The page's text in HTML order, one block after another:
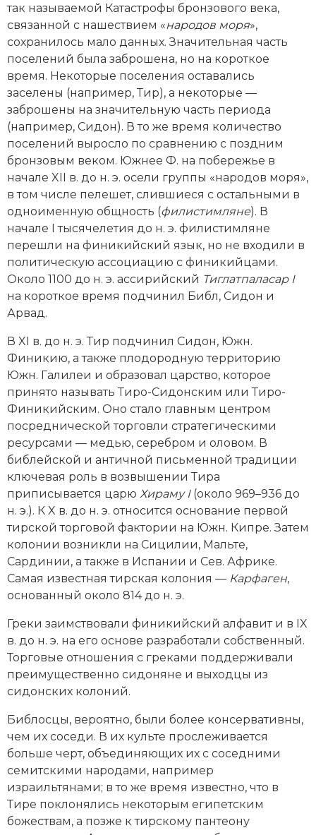
так называемой Катастрофы бронзового века,
связанной с нашествием «народов моря»,
сохранилось мало данных. Значительная часть
поселений была заброшена, но на короткое
время. Некоторые поселения оставались
заселены (например, Тир), а некоторые —
заброшены на значительную часть периода
(например, Сидон). В то же время количество
поселений выросло по сравнению с поздним
бронзовым веком. Южнее Ф. на побережье в
начале XII в. до н. э. осели группы «народов моря»,
в том числе пелешет, слившиеся с остальными в
одноименную общность (филистимляне). В
начале I тысячелетия до н. э. филистимляне
перешли на финикийский язык, но не входили в
политическую ассоциацию с финикийцами.
Около 1100 до н. э. ассирийский Тиглатпаласар I
на короткое время подчинил Библ, Сидон и
Арвад.
В XI в. до н. э. Тир подчинил Сидон, Южн.
Финикию, а также плодородную территорию
Южн. Галилеи и образовал царство, которое
принято называть Тиро-Сидонским или Тиро-
Финикийским. Оно стало главным центром
посреднической торговли стратегическими
ресурсами — медью, серебром и оловом. В
библейской и античной письменной традиции
ключевая роль в возвышении Тира
приписывается царю Хираму I(около 969–936 до
н. э.). К X в. до н. э. относится основание первой
тирской торговой фактории на Южн. Кипре. Затем
колонии возникли на Сицилии, Мальте,
Сардинии, а также в Испании и Сев. Африке.
Самая известная тирская колония — Карфаген,
основанный около 814 до н. э.
Греки заимствовали финикийский алфавит и в IX
в. до н. э. на его основе разработали собственный.
Торговые отношения с греками поддерживали
преимущественно сидоняне и выходцы из
сидонских колоний.
Библосцы, вероятно, были более консервативны,
чем их соседи. В их культе прослеживается
больше черт, объединяющих их с соседними
семитскими народами, например
израильтянами; в то же время известно, что в
Тире поклонялись некоторым египетским
божествам, а позже к тирскому пантеону